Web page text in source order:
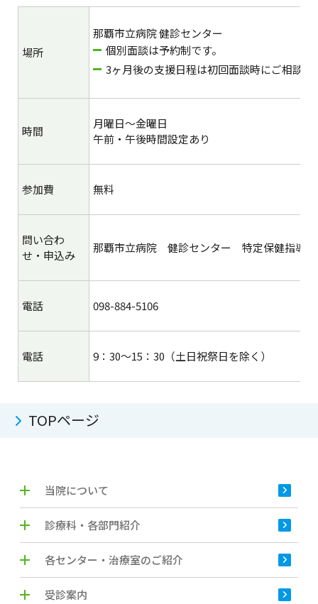
場所
那覇市立病院 健診センター
個別面談は予約制です。
3ヶ月後の支援日程は初回面談時にご相談の
時間
月曜日～金曜日
午前・午後時間設定あり
参加費 無料
問い合わ
せ・申込み
那覇市立病院 健診センター 特定保健指導担
電話 098-884-5106
電話 9：30～15：30（土日祝祭日を除く）
TOPページ
当院について
診療科・各部門紹介
各センター・治療室のご紹介
受診案内